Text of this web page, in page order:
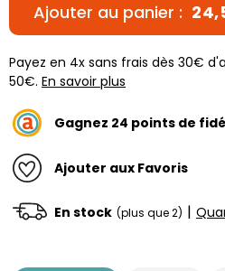
Ajouter au panier :
Payez en 4x sans frais dès 30€
50€. En savoir plus
Gagnez 24 points de
Ajouter aux Favoris
En stock (plus que 2) |